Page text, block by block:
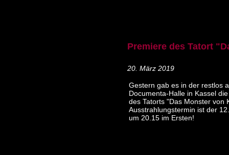
Premiere des Tatort
20. März 2019
Gestern gab es in der restlos
Documenta-Halle in Kassel
des Tatorts "Das Monster von
Ausstrahlungstermin ist der
um 20.15 im Ersten!